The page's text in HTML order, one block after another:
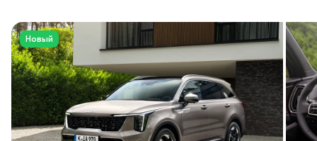
Новый